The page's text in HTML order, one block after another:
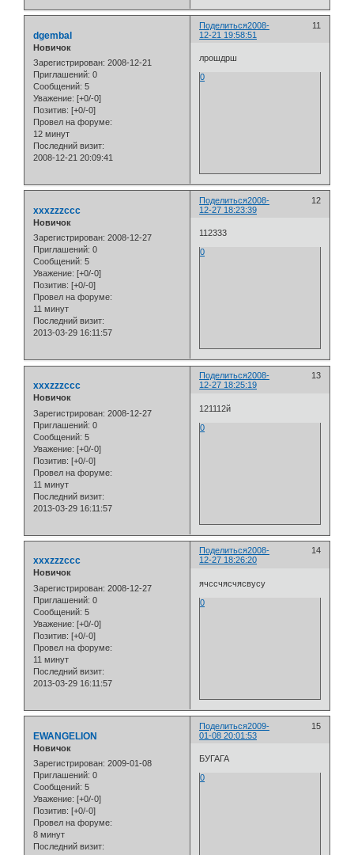
Поделиться 11
2008-
12-21 19:58:51
dgembal
Новичок
Зарегистрирован: 2008-12-21
Приглашений: 0
Сообщений: 5
Уважение: [+0/-0]
Позитив: [+0/-0]
Провел на форуме:
12 минут
Последний визит:
2008-12-21 20:09:41
лрошдрш
0
Поделиться 12
2008-
12-27 18:23:39
xxxzzzccc
Новичок
Зарегистрирован: 2008-12-27
Приглашений: 0
Сообщений: 5
Уважение: [+0/-0]
Позитив: [+0/-0]
Провел на форуме:
11 минут
Последний визит:
2013-03-29 16:11:57
112333
0
Поделиться 13
2008-
12-27 18:25:19
xxxzzzccc
Новичок
Зарегистрирован: 2008-12-27
Приглашений: 0
Сообщений: 5
Уважение: [+0/-0]
Позитив: [+0/-0]
Провел на форуме:
11 минут
Последний визит:
2013-03-29 16:11:57
121112й
0
Поделиться 14
2008-
12-27 18:26:20
xxxzzzccc
Новичок
Зарегистрирован: 2008-12-27
Приглашений: 0
Сообщений: 5
Уважение: [+0/-0]
Позитив: [+0/-0]
Провел на форуме:
11 минут
Последний визит:
2013-03-29 16:11:57
ячссчясчясвусу
0
Поделиться 15
2009-
01-08 20:01:53
EWANGELION
Новичок
Зарегистрирован: 2009-01-08
Приглашений: 0
Сообщений: 5
Уважение: [+0/-0]
Позитив: [+0/-0]
Провел на форуме:
8 минут
Последний визит:
БУГАГА
0